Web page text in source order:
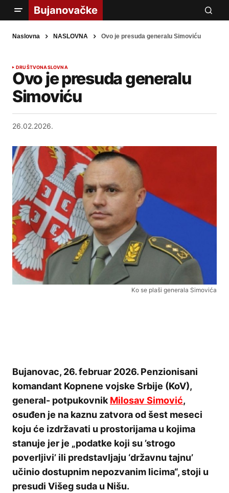
Naslovna NASLOVNA Ovo je presuda generalu Simoviću
DRUŠTVONASLOVNA
Ovo je presuda generalu
Simoviću
26.02.2026.
Ko se plaši generala Simovića
Bujanovac, 26. februar 2026. Penzionisani
komandant Kopnene vojske Srbije (KoV),
general- potpukovnik Milosav Simović,
osuđen je na kaznu zatvora od šest meseci
koju će izdržavati u prostorijama u kojima
stanuje jer je „podatke koji su ’strogo
poverljivi’ ili predstavljaju ‘državnu tajnu’
učinio dostupnim nepozvanim licima“, stoji u
presudi Višeg suda u Nišu.